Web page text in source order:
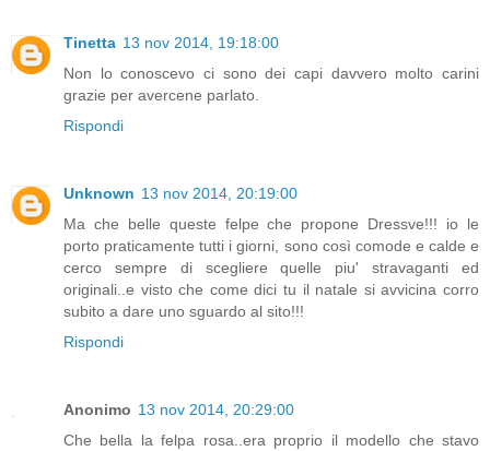
Tinetta 13 nov 2014, 19:18:00
Non lo conoscevo ci sono dei capi davvero molto carini
grazie per avercene parlato.
Rispondi
Unknown 13 nov 2014, 20:19:00
Ma che belle queste felpe che propone Dressve!!! io le
porto praticamente tutti i giorni, sono così comode e calde e
cerco sempre di scegliere quelle piu' stravaganti ed
originali..e visto che come dici tu il natale si avvicina corro
subito a dare uno sguardo al sito!!!
Rispondi
Anonimo 13 nov 2014, 20:29:00
Che bella la felpa rosa..era proprio il modello che stavo